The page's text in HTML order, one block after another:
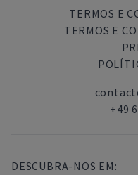
TERMOS E
TERMOS E
+49
DESCUBRA-NOS EM: